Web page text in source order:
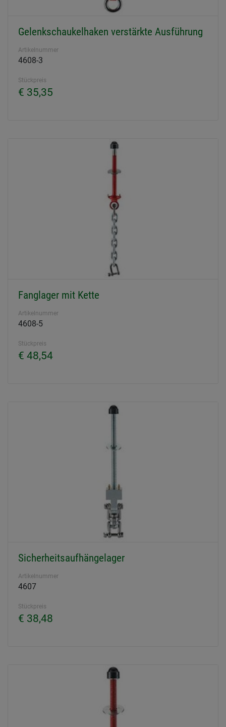
Gelenkschaukelhaken verstärkte Ausführung
Artikelnummer
4608-3
Stückpreis
€ 35,35
Fanglager mit Kette
Artikelnummer
4608-5
Stückpreis
€ 48,54
Sicherheitsaufhängelager
Artikelnummer
4607
Stückpreis
€ 38,48